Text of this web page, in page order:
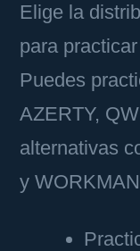
Elige la
para
Puedes
AZERTY,
alternativas
y